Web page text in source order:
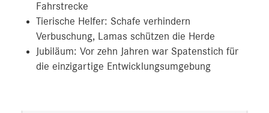
Fahrstrecke
Tierische Helfer: Schafe verhindern
Verbuschung, Lamas schützen die Herde
Jubiläum: Vor zehn Jahren war Spatenstich für
die einzigartige Entwicklungsumgebung